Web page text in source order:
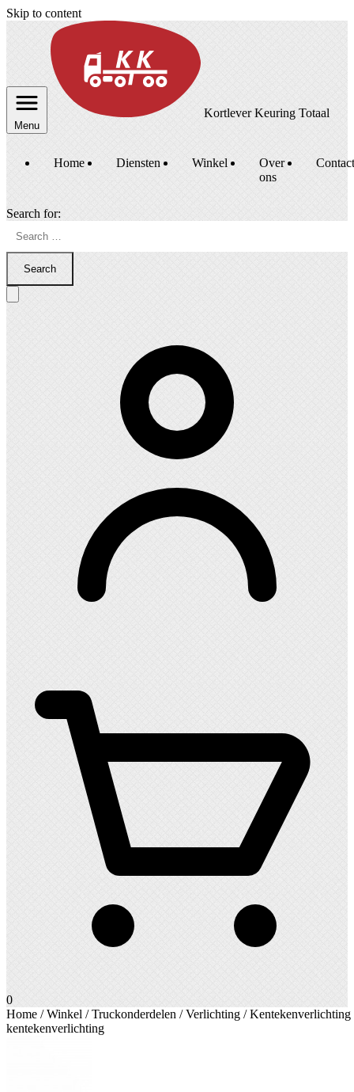
Skip to content
Menu
Kortlever Keuring Totaal
Home Diensten Winkel
Over
ons
Contact
Search for:
Search
0
Home /Winkel /Truckonderdelen /Verlichting /Kentekenverlichting
kentekenverlichting